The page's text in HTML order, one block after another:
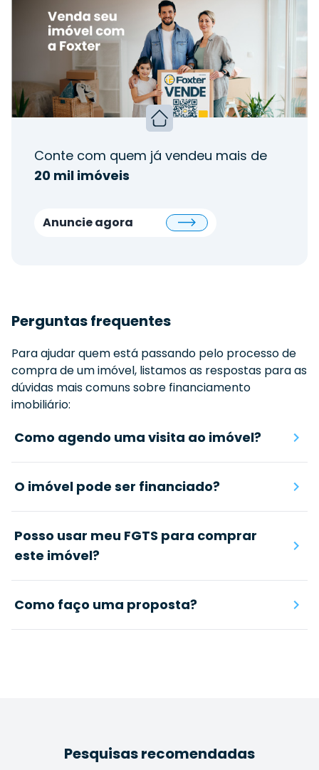
Conte com quem já vendeu mais de
20 mil imóveis
Anuncie agora
Perguntas frequentes
Para ajudar quem está passando pelo processo de
compra de um imóvel, listamos as respostas para as
dúvidas mais comuns sobre financiamento
imobiliário:
Como agendo uma visita ao imóvel?
O imóvel pode ser financiado?
Posso usar meu FGTS para comprar
este imóvel?
Como faço uma proposta?
Pesquisas recomendadas